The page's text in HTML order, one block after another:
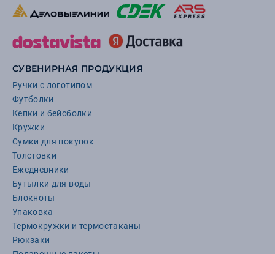
СУВЕНИРНАЯ ПРОДУКЦИЯ
Ручки с логотипом
Футболки
Кепки и бейсболки
Кружки
Сумки для покупок
Толстовки
Ежедневники
Бутылки для воды
Блокноты
Упаковка
Термокружки и термостаканы
Рюкзаки